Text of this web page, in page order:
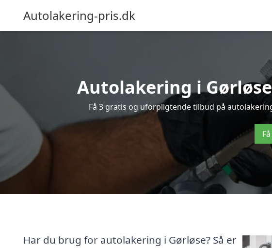
Autolakering-pris.dk
Autolakering i
Få 3 gratis og uforpligtende tilbud på
Har du brug for autolakering i Gørløse? Så er